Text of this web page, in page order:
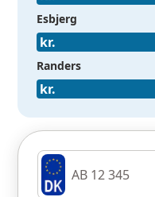
Esbjerg
Randers